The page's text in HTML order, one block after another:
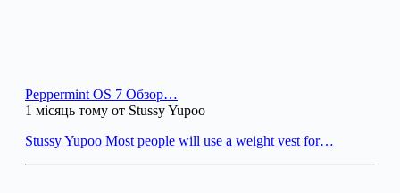
Peppermint OS 7 Обзор…
1 місяць тому от Stussy Yupoo
Stussy Yupoo Most people will use a weight vest for…